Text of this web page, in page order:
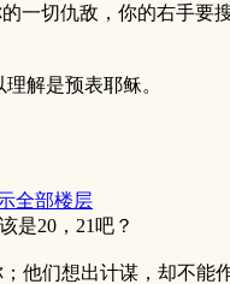
一切仇敌，你的右手要
解是预表耶稣。
全部楼层
是20，21吧？
他们想出计谋，却不